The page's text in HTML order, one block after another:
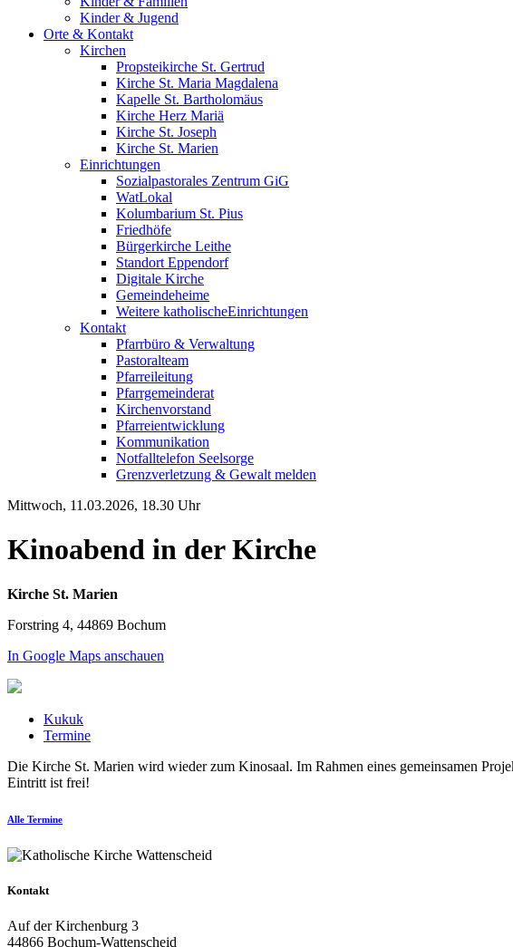
Kinder & Jugend
Orte & Kontakt
Kirchen
Propsteikirche St. Gertrud
Kirche St. Maria Magdalena
Kapelle St. Bartholomäus
Kirche Herz Mariä
Kirche St. Joseph
Kirche St. Marien
Einrichtungen
Sozialpastorales Zentrum GiG
WatLokal
Kolumbarium St. Pius
Friedhöfe
Bürgerkirche Leithe
Standort Eppendorf
Digitale Kirche
Gemeindeheime
Weitere katholische­­Einrichtungen
Kontakt
Pfarrbüro & Verwaltung
Pastoralteam
Pfarreileitung
Pfarrgemeinderat
Kirchenvorstand
Pfarreientwicklung
Kommunikation
Notfalltelefon Seelsorge
Grenzverletzung & Gewalt melden
Mittwoch, 11.03.2026, 18.30 Uhr
Kinoabend in der Kirche
Kirche St. Marien
Forstring 4, 44869 Bochum
In Google Maps anschauen
Kukuk
Termine
Die Kirche St. Marien wird wieder zum Kinosaal. Im Rahmen eines gemeinsamen
Eintritt ist frei!
Alle Termine
Kontakt
Auf der Kirchenburg 3
44866 Bochum-Wattenscheid